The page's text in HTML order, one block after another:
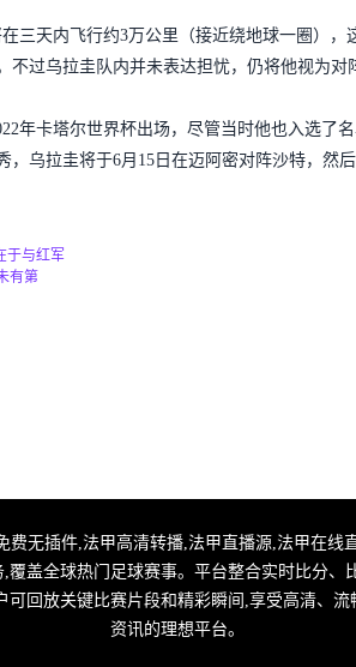
三天内飞行约3万公里（接近绕地球一圈），
不过乌拉圭队内并未表达担忧，仍将他视为对
年卡塔尔世界杯出场，尽管当时他也入选了
乌拉圭将于6月15日在迈阿密对阵沙特，然
于与红军
有第
费无插件,法甲高清转播,法甲直播源,法甲在线
盖全球热门足球赛事。平台整合实时比分
回放关键比赛片段和精彩瞬间,享受高清、
资讯的理想平台。